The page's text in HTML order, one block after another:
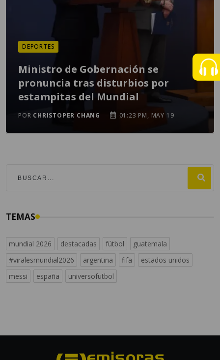
DEPORTES
Ministro de Gobernación se
pronuncia tras disturbios por
estampitas del Mundial
POR CHRISTOPER CHANG 01:23 PM, MAY 19
TEMAS
mundial 2026 destacadas fútbol
guatemala
#viralesmundial2026
argentina fifa
estados unidos
messi
españa universofutbol